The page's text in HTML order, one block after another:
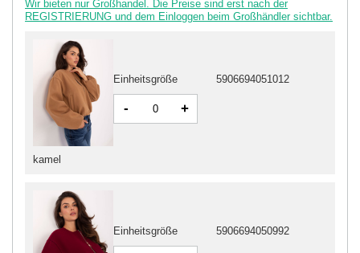
Wir bieten nur Großhandel. Die Preise sind erst nach der
REGISTRIERUNG und dem Einloggen beim Großhändler sichtbar.
Einheitsgröße 5906694050992
kamel
Einheitsgröße 5906694051012
- +